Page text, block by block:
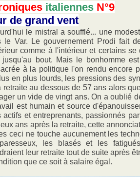
italiennes N°9
de grand vent
le mistral a soufflé... une
le Var. Le gouvernement Prodi fait
comme à l'intérieur et certains
jusqu'au bout. Mais le bonhomme
à la politique l'on rendu encore
en plus lourds, les pressions des
retraite au dessous de 57 ans alors
un vide de vingt ans. On a oublié
est humain et source
actifs et entreprenants, passionnés
ans après la retraite, cette
ceci ne touche aucunement les
les blasés et les
leur retraite tout de suite après
que ce soit à salaire égal.